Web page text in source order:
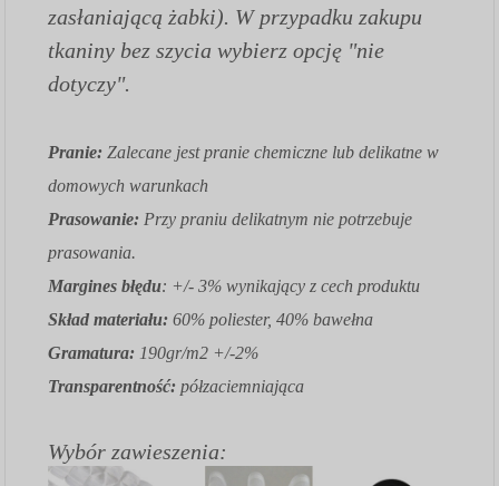
zasłaniającą żabki). W przypadku zakupu
tkaniny bez szycia wybierz opcję "nie
dotyczy".
Pranie: Zalecane jest pranie chemiczne lub delikatne w
domowych warunkach
Prasowanie: Przy praniu delikatnym nie potrzebuje
prasowania.
Margines błędu: +/- 3% wynikający z cech produktu
Skład materiału:60% poliester, 40% bawełna
Gramatura: 190gr/m2 +/-2%
Transparentność: półzaciemniająca
Wybór zawieszenia: